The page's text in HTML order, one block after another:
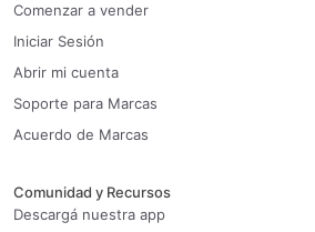
Comenzar a vender
Iniciar Sesión
Abrir mi cuenta
Soporte para Marcas
Acuerdo de Marcas
Comunidad y Recursos
Descargá nuestra app